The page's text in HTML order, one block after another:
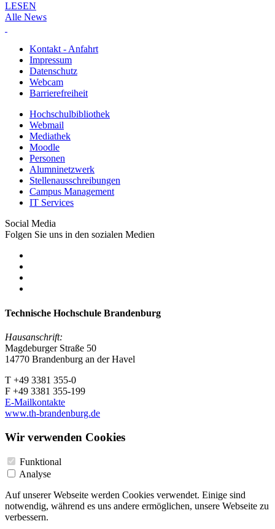
LESEN
Alle News
Kontakt - Anfahrt
Impressum
Datenschutz
Webcam
Barrierefreiheit
Hochschulbibliothek
Webmail
Mediathek
Moodle
Personen
Alumninetzwerk
Stellenausschreibungen
Campus Management
IT Services
Social Media
Folgen Sie uns in den sozialen Medien
Technische Hochschule Brandenburg
Hausanschrift:
Magdeburger Straße 50
14770 Brandenburg an der Havel
T +49 3381 355-0
F +49 3381 355-199
E-Mailkontakte
www.th-brandenburg.de
Wir verwenden Cookies
Funktional
Analyse
Auf unserer Webseite werden Cookies verwendet. Einige sind
notwendig, während es uns andere ermöglichen, unsere Webseite zu
verbessern.